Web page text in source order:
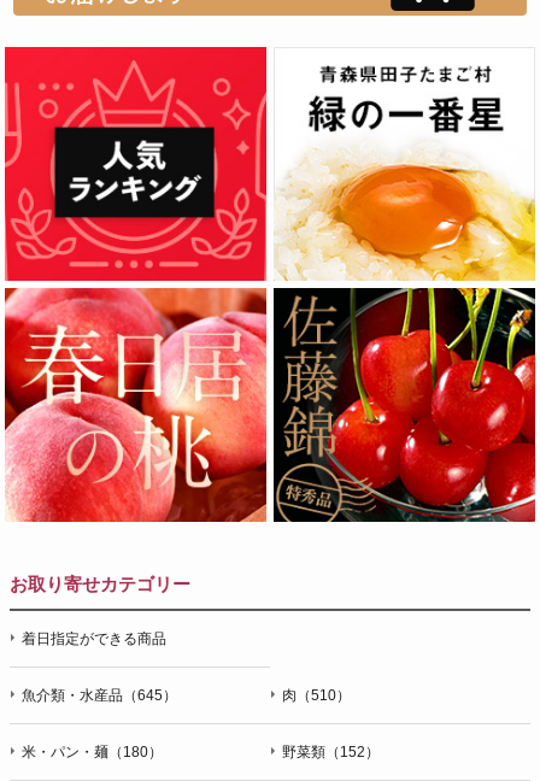
お取り寄せカテゴリー
着日指定ができる商品
魚介類・水産品（645） 肉（510）
米・パン・麺（180） 野菜類（152）